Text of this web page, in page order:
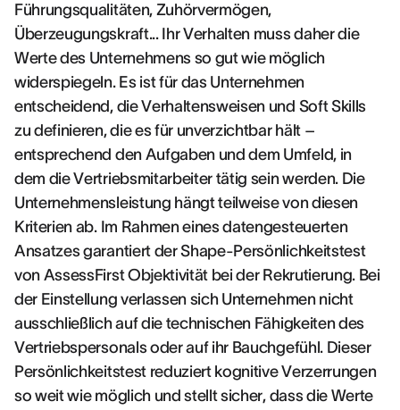
Führungsqualitäten, Zuhörvermögen,
Überzeugungskraft... Ihr Verhalten muss daher die
Werte des Unternehmens so gut wie möglich
widerspiegeln. Es ist für das Unternehmen
entscheidend, die Verhaltensweisen und Soft Skills
zu definieren, die es für unverzichtbar hält –
entsprechend den Aufgaben und dem Umfeld, in
dem die Vertriebsmitarbeiter tätig sein werden. Die
Unternehmensleistung hängt teilweise von diesen
Kriterien ab. Im Rahmen eines datengesteuerten
Ansatzes garantiert der Shape-Persönlichkeitstest
von AssessFirst Objektivität bei der Rekrutierung. Bei
der Einstellung verlassen sich Unternehmen nicht
ausschließlich auf die technischen Fähigkeiten des
Vertriebspersonals oder auf ihr Bauchgefühl. Dieser
Persönlichkeitstest reduziert kognitive Verzerrungen
so weit wie möglich und stellt sicher, dass die Werte